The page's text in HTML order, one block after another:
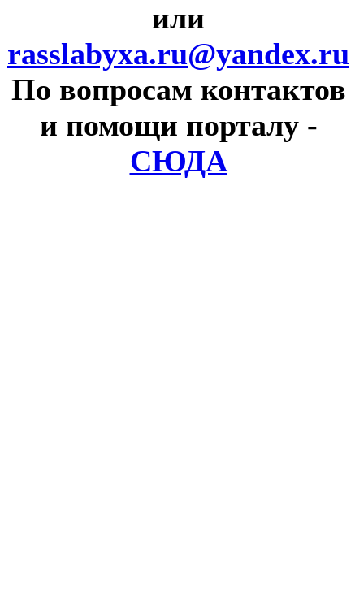
или
rasslabyxa.ru@yandex.ru
По вопросам контактов
и помощи порталу -
СЮДА